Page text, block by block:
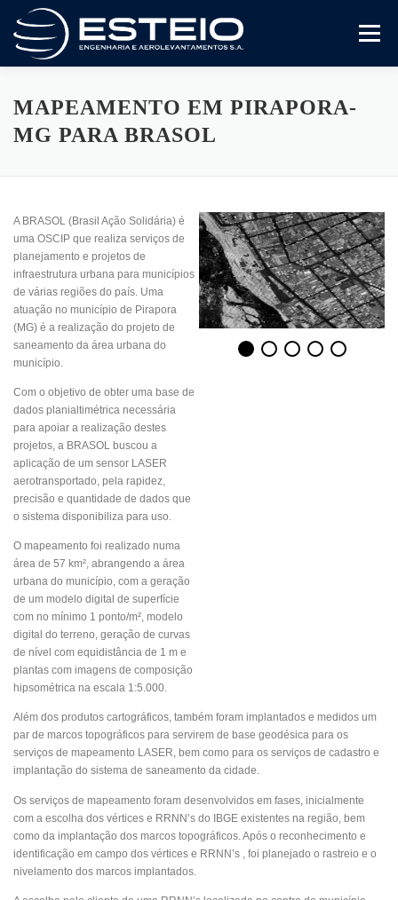
para
conteúdo
Menu
A Empresa Serviços Artigos E Trabalhos
Fale Conosco
MAPEAMENTO EM PIRAPORA-
MG PARA BRASOL
A BRASOL (Brasil Ação Solidária) é
uma OSCIP que realiza serviços de
planejamento e projetos de
infraestrutura urbana para municípios
de várias regiões do país. Uma
atuação no município de Pirapora
(MG) é a realização do projeto de
saneamento da área urbana do
município.
Com o objetivo de obter uma base de
dados planialtimétrica necessária
para apoiar a realização destes
projetos, a BRASOL buscou a
aplicação de um sensor LASER
aerotransportado, pela rapidez,
precisão e quantidade de dados que
o sistema disponibiliza para uso.
O mapeamento foi realizado numa
área de 57 km², abrangendo a área
urbana do município, com a geração
de um modelo digital de superfície
com no mínimo 1 ponto/m², modelo
digital do terreno, geração de curvas
de nível com equidistância de 1 m e
plantas com imagens de composição
hipsométrica na escala 1:5.000.
Além dos produtos cartográficos, também foram implantados e medidos um
par de marcos topográficos para servirem de base geodésica para os
serviços de mapeamento LASER, bem como para os serviços de cadastro e
implantação do sistema de saneamento da cidade.
Os serviços de mapeamento foram desenvolvidos em fases, inicialmente
com a escolha dos vértices e RRNN’s do IBGE existentes na região, bem
como da implantação dos marcos topográficos. Após o reconhecimento e
identificação em campo dos vértices e RRNN’s , foi planejado o rastreio e o
nivelamento dos marcos implantados.